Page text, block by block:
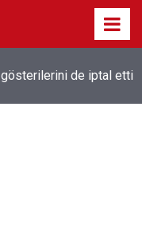
gösterilerini de iptal etti
Mohamed Salah
geliyor